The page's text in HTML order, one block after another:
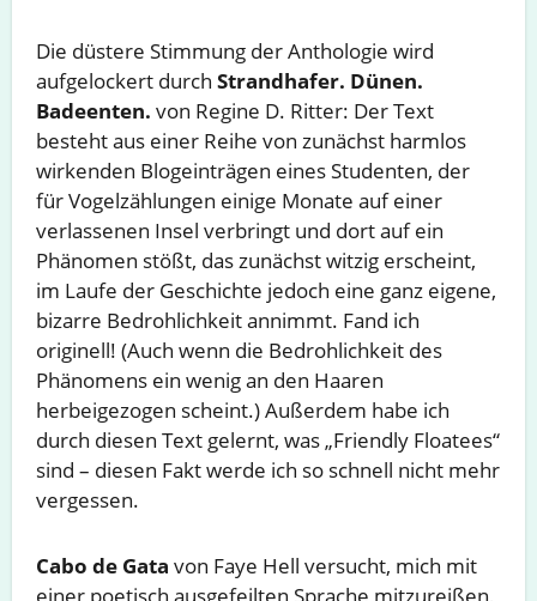
Die düstere Stimmung der Anthologie wird
aufgelockert durch Strandhafer. Dünen.
Badeenten. von Regine D. Ritter: Der Text
besteht aus einer Reihe von zunächst harmlos
wirkenden Blogeinträgen eines Studenten, der
für Vogelzählungen einige Monate auf einer
verlassenen Insel verbringt und dort auf ein
Phänomen stößt, das zunächst witzig erscheint,
im Laufe der Geschichte jedoch eine ganz eigene,
bizarre Bedrohlichkeit annimmt. Fand ich
originell! (Auch wenn die Bedrohlichkeit des
Phänomens ein wenig an den Haaren
herbeigezogen scheint.) Außerdem habe ich
durch diesen Text gelernt, was „Friendly Floatees“
sind – diesen Fakt werde ich so schnell nicht mehr
vergessen.
Cabo de Gata von Faye Hell versucht, mich mit
einer poetisch ausgefeilten Sprache mitzureißen,